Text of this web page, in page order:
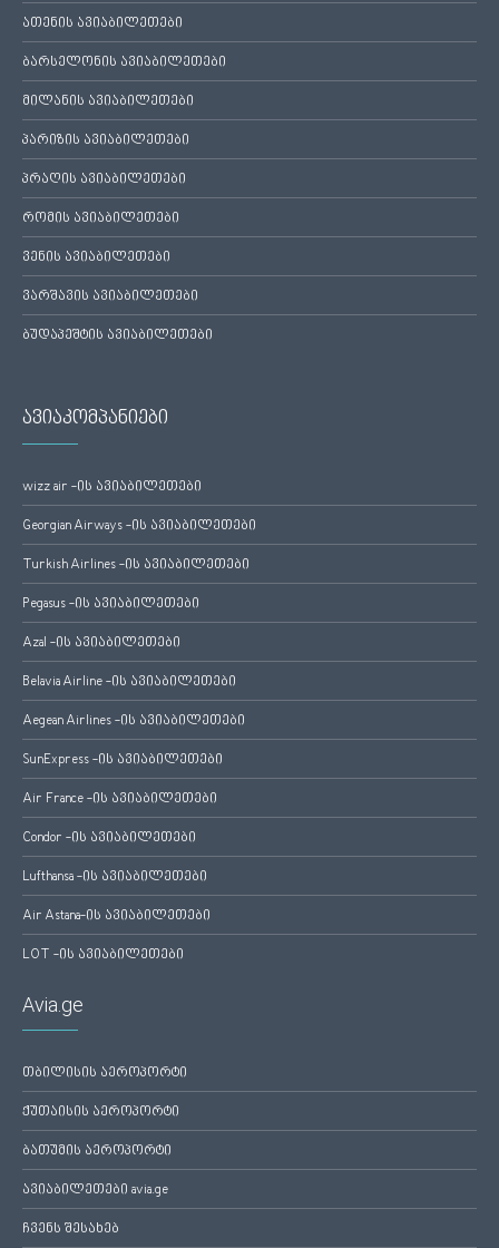
ათენის ავიაბილეთები
ბარსელონის ავიაბილეთები
მილანის ავიაბილეთები
პარიზის ავიაბილეთები
პრაღის ავიაბილეთები
რომის ავიაბილეთები
ვენის ავიაბილეთები
ვარშავის ავიაბილეთები
ბუდაპეშტის ავიაბილეთები
ავიაკომპანიები
wizz air -ის ავიაბილეთები
Georgian Airways -ის ავიაბილეთები
Turkish Airlines -ის ავიაბილეთები
Pegasus -ის ავიაბილეთები
Azal -ის ავიაბილეთები
Belavia Airline -ის ავიაბილეთები
Aegean Airlines -ის ავიაბილეთები
SunExpress -ის ავიაბილეთები
Air France -ის ავიაბილეთები
Condor -ის ავიაბილეთები
Lufthansa -ის ავიაბილეთები
Air Astana-ის ავიაბილეთები
LOT -ის ავიაბილეთები
Avia.ge
თბილისის აეროპორტი
ქუთაისის აეროპორტი
ბათუმის აეროპორტი
ავიაბილეთები avia.ge
ჩვენს შესახებ